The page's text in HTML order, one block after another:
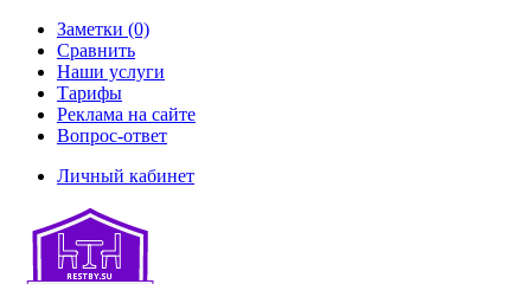
Заметки (0)
Сравнить
Наши услуги
Тарифы
Реклама на сайте
Вопрос-ответ
Личный кабинет